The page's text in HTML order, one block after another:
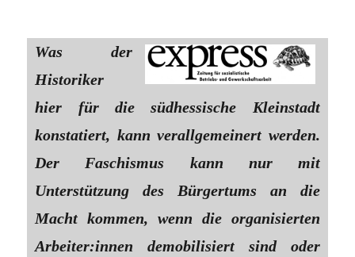
Was der
Historiker
hier für die südhessische Kleinstadt
konstatiert, kann verallgemeinert werden.
Der Faschismus kann nur mit
Unterstützung des Bürgertums an die
Macht kommen, wenn die organisierten
Arbeiter:innen demobilisiert sind oder